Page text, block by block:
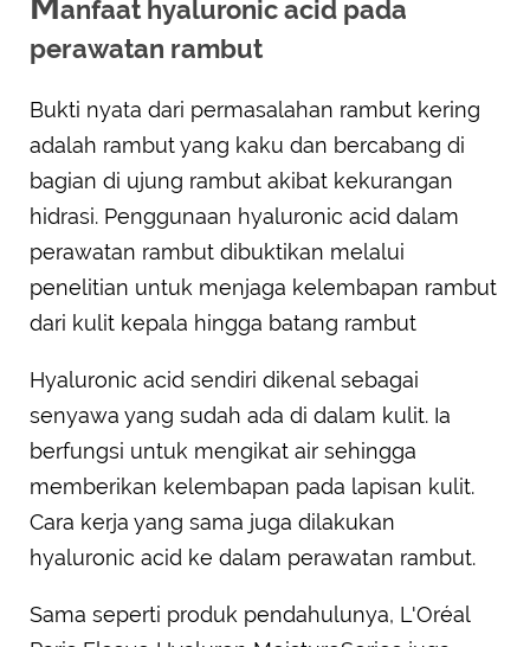
anfaat hyaluronic acid pada
perawatan rambut
Bukti nyata dari permasalahan rambut kering
adalah rambut yang kaku dan bercabang di
bagian di ujung rambut akibat kekurangan
hidrasi. Penggunaan hyaluronic acid dalam
perawatan rambut dibuktikan melalui
penelitian untuk menjaga kelembapan rambut
dari kulit kepala hingga batang rambut
Hyaluronic acid sendiri dikenal sebagai
senyawa yang sudah ada di dalam kulit. Ia
berfungsi untuk mengikat air sehingga
memberikan kelembapan pada lapisan kulit.
Cara kerja yang sama juga dilakukan
hyaluronic acid ke dalam perawatan rambut.
Sama seperti produk pendahulunya, L'Oréal